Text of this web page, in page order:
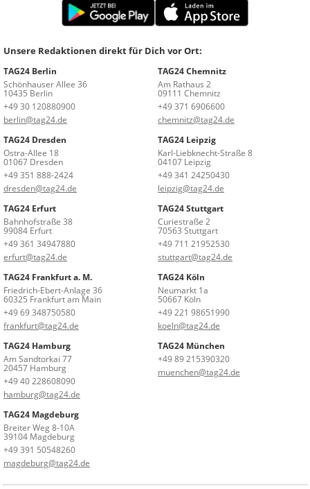
Unsere Redaktionen direkt für Dich vor Ort:
TAG24 Berlin
Schönhauser Allee 36
10435 Berlin
+49 30 120880900
berlin@tag24.de
TAG24 Chemnitz
Am Rathaus 2
09111 Chemnitz
+49 371 6906600
chemnitz@tag24.de
TAG24 Dresden
Ostra-Allee 18
01067 Dresden
+49 351 888-2424
dresden@tag24.de
TAG24 Leipzig
Karl-Liebknecht-Straße 8
04107 Leipzig
+49 341 24250430
leipzig@tag24.de
TAG24 Erfurt
Bahnhofstraße 38
99084 Erfurt
+49 361 34947880
erfurt@tag24.de
TAG24 Stuttgart
Curiestraße 2
70563 Stuttgart
+49 711 21952530
stuttgart@tag24.de
TAG24 Frankfurt a. M.
Friedrich-Ebert-Anlage 36
60325 Frankfurt am Main
+49 69 348750580
frankfurt@tag24.de
TAG24 Köln
Neumarkt 1a
50667 Köln
+49 221 98651990
koeln@tag24.de
TAG24 Hamburg
Am Sandtorkai 77
20457 Hamburg
+49 40 228608090
hamburg@tag24.de
TAG24 München
+49 89 215390320
muenchen@tag24.de
TAG24 Magdeburg
Breiter Weg 8-10A
39104 Magdeburg
+49 391 50548260
magdeburg@tag24.de